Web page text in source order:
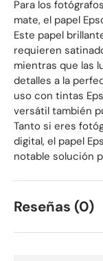
Para los
mate, el papel
Este papel
requieren
mientras que las
detalles a la
uso con tintas
versátil también
Tanto si eres
digital, el papel
notable solución
Reseñas (0)